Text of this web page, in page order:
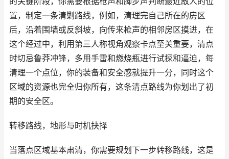
置，制定一条清剿路线，例如，清理完自己所在的房区
后，沿着围墙或反斜坡，向传来枪声的相邻房区摸进，在
这个经过中，利用第三人称视角观察卡点至关重要，清点
时切忌鲁莽冲锋，多用手雷和燃烧瓶进行试探和逼迫，每
清理一个点位，你的装备和安全感就提升一分，同时这个
区域的资源也完全归你所有，这条清点路线为你划出了初
期的安全区。
转移路线，地形与时机抉择
当落点区域基本肃清，你需要规划下一步转移路线，这是